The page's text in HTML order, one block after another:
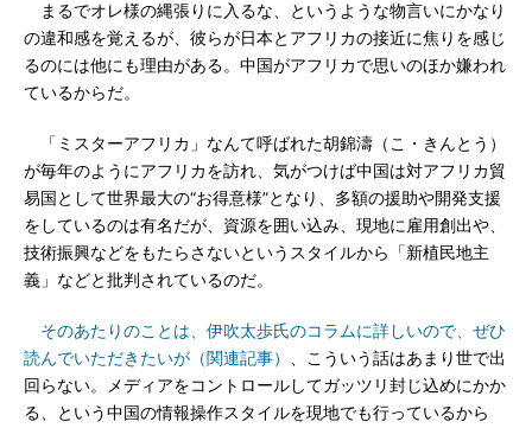
まるでオレ様の縄張りに入るな、というような物言いにかなり
の違和感を覚えるが、彼らが日本とアフリカの接近に焦りを感じ
るのには他にも理由がある。中国がアフリカで思いのほか嫌われ
ているからだ。
「ミスターアフリカ」なんて呼ばれた胡錦濤（こ・きんとう）
が毎年のようにアフリカを訪れ、気がつけば中国は対アフリカ貿
易国として世界最大の“お得意様”となり、多額の援助や開発支援
をしているのは有名だが、資源を囲い込み、現地に雇用創出や、
技術振興などをもたらさないというスタイルから「新植民地主
義」などと批判されているのだ。
そのあたりのことは、伊吹太歩氏のコラムに詳しいので、ぜひ
読んでいただきたいが（関連記事）
、こういう話はあまり世で出
回らない。メディアをコントロールしてガッツリ封じ込めにかか
る、という中国の情報操作スタイルを現地でも行っているから